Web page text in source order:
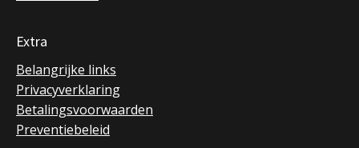
Extra
Belangrijke links
Privacyverklaring
Betalingsvoorwaarden
Preventiebeleid